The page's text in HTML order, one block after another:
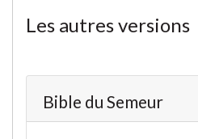
Les autres versions
Bible du Semeur